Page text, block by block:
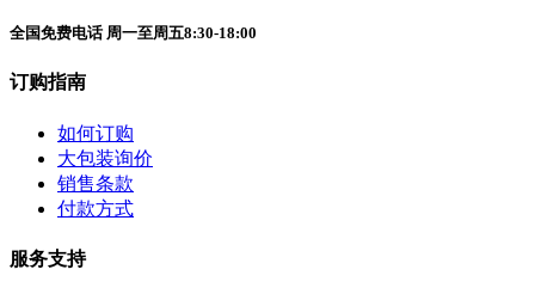
全国免费电话 周一至周五8:30-18:00
订购指南
如何订购
大包装询价
销售条款
付款方式
服务支持